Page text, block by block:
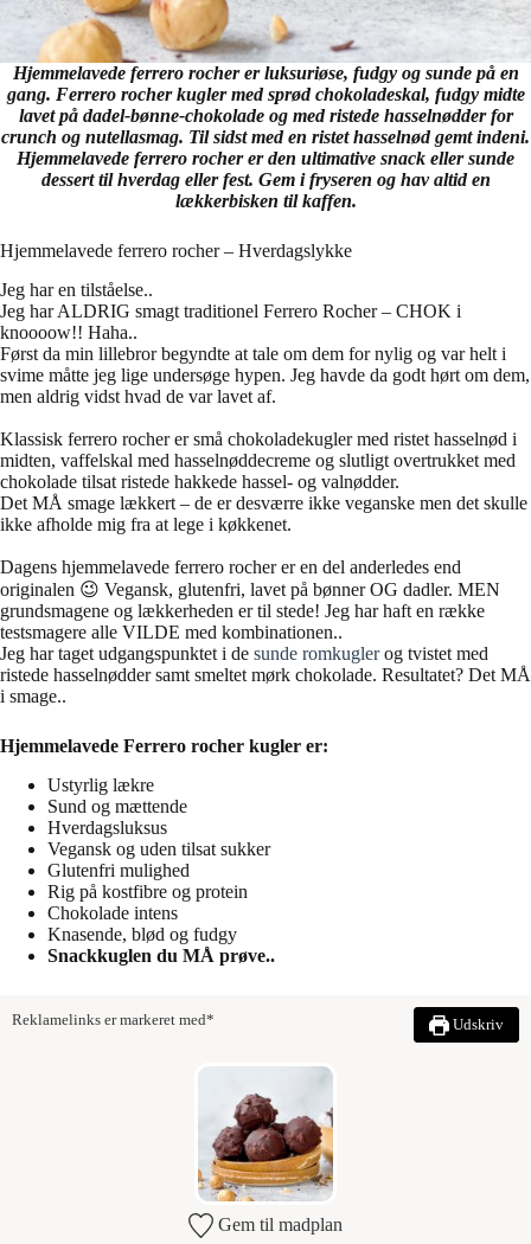
Hjemmelavede ferrero rocher er luksuriøse, fudgy og sunde på en
gang. Ferrero rocher kugler med sprød chokoladeskal, fudgy midte
lavet på dadel-bønne-chokolade og med ristede hasselnødder for
crunch og nutellasmag. Til sidst med en ristet hasselnød gemt indeni.
Hjemmelavede ferrero rocher er den ultimative snack eller sunde
dessert til hverdag eller fest. Gem i fryseren og hav altid en
lækkerbisken til kaffen.
Hjemmelavede ferrero rocher – Hverdagslykke
Jeg har en tilståelse..
Jeg har ALDRIG smagt traditionel Ferrero Rocher – CHOK i
knoooow!! Haha..
Først da min lillebror begyndte at tale om dem for nylig og var helt i
svime måtte jeg lige undersøge hypen. Jeg havde da godt hørt om dem,
men aldrig vidst hvad de var lavet af.
Klassisk ferrero rocher er små chokoladekugler med ristet hasselnød i
midten, vaffelskal med hasselnøddecreme og slutligt overtrukket med
chokolade tilsat ristede hakkede hassel- og valnødder.
Det MÅ smage lækkert – de er desværre ikke veganske men det skulle
ikke afholde mig fra at lege i køkkenet.
Dagens hjemmelavede ferrero rocher er en del anderledes end
originalen 😉 Vegansk, glutenfri, lavet på bønner OG dadler. MEN
grundsmagene og lækkerheden er til stede! Jeg har haft en række
testsmagere alle VILDE med kombinationen..
Jeg har taget udgangspunktet i de sunde romkuglerog tvistet med
ristede hasselnødder samt smeltet mørk chokolade. Resultatet? Det MÅ
i smage..
Hjemmelavede Ferrero rocher kugler er:
Ustyrlig lækre
Sund og mættende
Hverdagsluksus
Vegansk og uden tilsat sukker
Glutenfri mulighed
Rig på kostfibre og protein
Chokolade intens
Knasende, blød og fudgy
Snackkuglen du MÅ prøve..
Reklamelinks er markeret med* Udskriv
Gem til madplan